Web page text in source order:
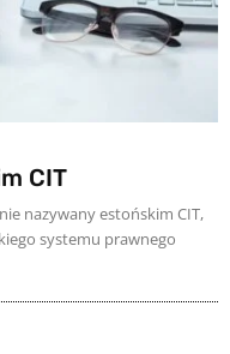
CIT
nazywany estońskim CIT,
systemu prawnego